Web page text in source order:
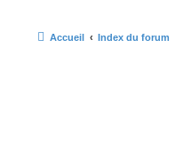
Accueil Index du forum